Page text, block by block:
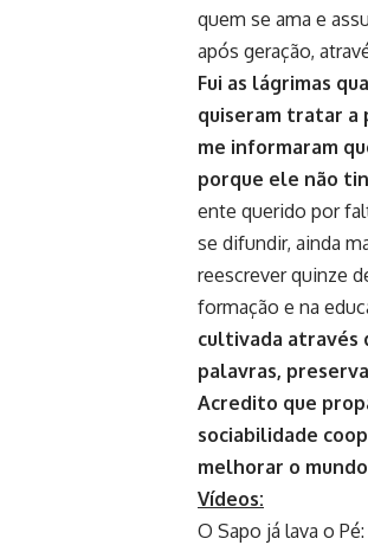
quem se ama e
após geração,
Fui as lágrimas
quiseram tratar a
me informaram
porque ele não
ente querido por
se difundir, ainda
reescrever quinze
formação e na
cultivada através
palavras,
Acredito que
sociabilidade
melhorar o
Vídeos:
O Sapo já lava o Pé: